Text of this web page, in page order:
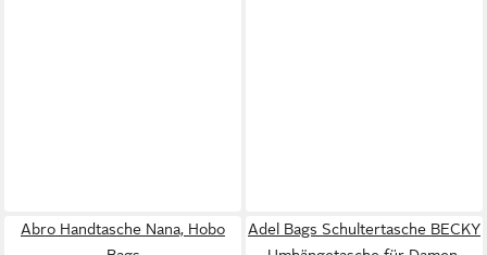
Abro Handtasche Nana, Hobo
Adel Bags Schultertasche BECKY